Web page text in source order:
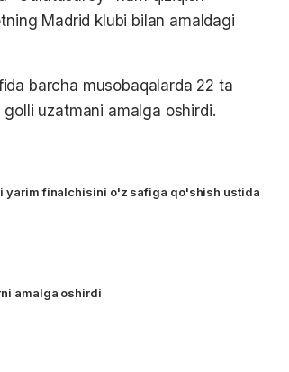
Madrid klubi bilan amaldagi
barcha musobaqalarda 22 ta
uzatmani amalga oshirdi.
yarim finalchisini o'z safiga qo'shish ustida
amalga oshirdi